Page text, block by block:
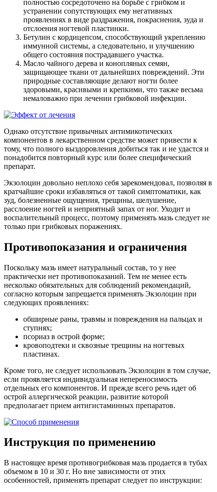
полностью сосредоточено на борьбе с грибком и
устранении сопутствующих ему негативных
проявлениях в виде раздражения, покраснения, зуда и
отслоения ногтевой пластинки.
Бетулин с кордицепсом, способствующий укреплению
иммунной системы, а следовательно, и улучшению
общего состояния пострадавшего участка.
Масло чайного дерева и конопляных семян,
защищающее ткани от дальнейших повреждений. Эти
природные составляющие делают ногти более
здоровыми, красивыми и крепкими, что также весьма
немаловажно при лечении грибковой инфекции.
Однако отсутствие привычных антимикотических
компонентов в лекарственном средстве может привести к
тому, что полного выздоровления добиться так и не удастся и
понадобится повторный курс или более специфический
препарат.
Экзолоцин довольно неплохо себя зарекомендовал, позволяя в
кратчайшие сроки избавляться от такой симптоматики, как
зуд, болезненные ощущения, трещины, шелушение,
расслоение ногтей и неприятный запах от ног. Уходит и
воспалительный процесс, поэтому применять мазь следует не
только при грибковых поражениях.
Противопоказания и ограничения
Поскольку мазь имеет натуральный состав, то у нее
практически нет противопоказаний. Тем не менее есть
несколько обязательных для соблюдений рекомендаций,
согласно которым запрещается применять Экзолоцин при
следующих проявлениях:
обширные раны, травмы и повреждения на пальцах и
ступнях;
псориаз в острой форме;
кровоподтеки и сквозные трещины на ногтевых
пластинах.
Кроме того, не следует использовать Экзолоцин в том случае,
если проявляется индивидуальная непереносимость
отдельных его компонентов. И прежде всего речь идет об
острой аллергической реакции, развитие которой
предполагает прием антигистаминных препаратов.
Инструкция по применению
В настоящее время противогрибковая мазь продается в тубах
объемом в 10 и 30 г. Но вне зависимости от этих
особенностей, применять препарат следует по инструкции: